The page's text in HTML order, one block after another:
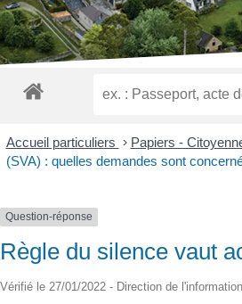
qui
utilisent
un
lecteur
d'écran ;
sur
Ctrl-
ouvrir
menu
Accueil particuliers > Papiers -
(SVA) : quelles demandes sont
Question-réponse
Règle du silence vaut
Vérifié le 27/01/2022 - Direction de